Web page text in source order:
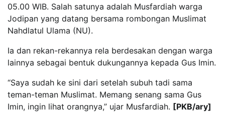
05.00 WIB. Salah satunya adalah Musfardiah warga
Jodipan yang datang bersama rombongan Muslimat
Nahdlatul Ulama (NU).
Ia dan rekan-rekannya rela berdesakan dengan warga
lainnya sebagai bentuk dukungannya kepada Gus Imin.
“Saya sudah ke sini dari setelah subuh tadi sama
teman-teman Muslimat. Memang senang sama Gus
Imin, ingin lihat orangnya,” ujar Musfardiah. [PKB/ary]